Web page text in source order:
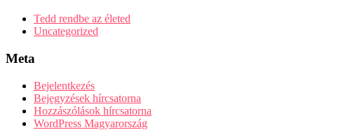
Tedd rendbe az életed
Uncategorized
Meta
Bejelentkezés
Bejegyzések hírcsatorna
Hozzászólások hírcsatorna
WordPress Magyarország